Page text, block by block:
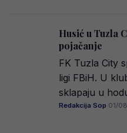
Husić u Tuzla
pojačanje
FK Tuzla City
ligi FBiH. U
sklapaju u
Redakcija Sop·01/